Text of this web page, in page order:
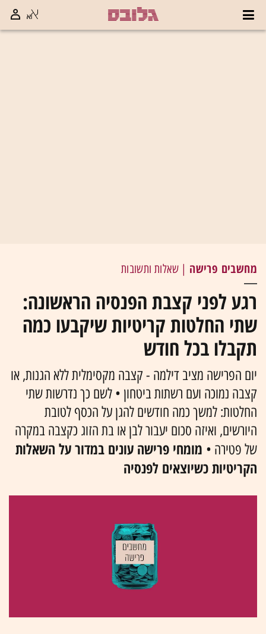
מחשבים פרישה | שאלות ותשובות
רגע לפני קצבת הפנסיה הראשונה:
שתי החלטות קריטיות שיקבעו כמה
תקבלו בכל חודש
יום הפרישה מציב דילמה - קצבה מקסימלית ללא הגנות, או
קצבה נמוכה ועם רשתות ביטחון • לשם כך נדרשות שתי
החלטות: למשך כמה חודשים להגן על הכסף לטובת
היורשים, ואיזה סכום יעבור לבן או בת הזוג כקצבה במקרה
של פטירה • מומחי פרישה עונים במדור על השאלות
הקריטיות כשיוצאים לפנסיה